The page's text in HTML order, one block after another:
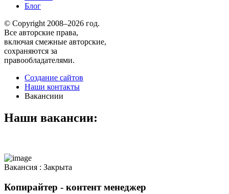
Блог
© Copyright 2008–2026 год.
Все авторские права,
включая смежные авторские,
сохраняются за
правообладателями.
Создание сайтов
Наши контакты
Вакансиии
Наши вакансии:
Вакансия : Закрыта
Копирайтер - контент менеджер